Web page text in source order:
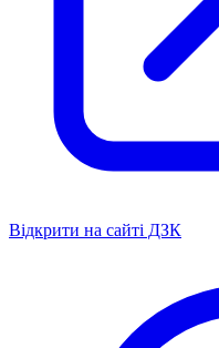
Відкрити на сайті ДЗК